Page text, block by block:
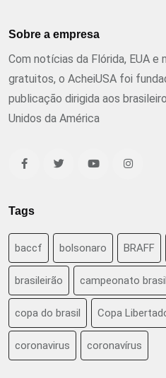
Sobre a empresa
Com notícias da Flórida, EUA e
gratuitos, o AcheiUSA foi
publicação dirigida aos
Unidos da América
Tags
baccf bolsonaro BRAFF
brasileirão campeonato
copa do brasil Copa
coronavirus coronavírus